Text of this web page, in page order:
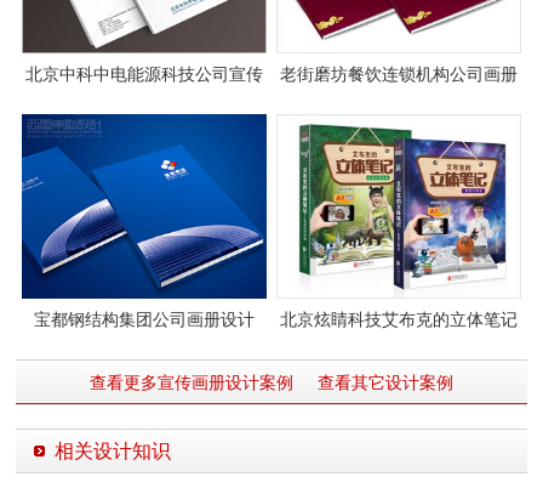
北京中科中电能源科技公司宣传
老街磨坊餐饮连锁机构公司画册
宝都钢结构集团公司画册设计
北京炫睛科技艾布克的立体笔记
查看更多宣传画册设计案例
查看其它设计案例
相关设计知识